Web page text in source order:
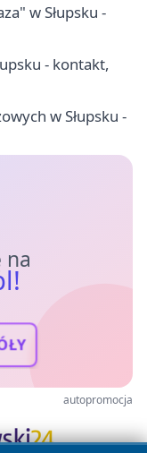
w Słupsku -
- kontakt,
w Słupsku -
na
autopromocja